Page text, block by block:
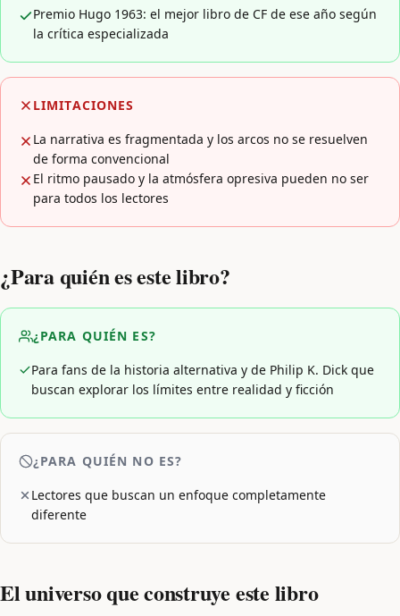
Premio Hugo 1963: el mejor libro de CF de ese año según
la crítica especializada
LIMITACIONES
La narrativa es fragmentada y los arcos no se resuelven
de forma convencional
El ritmo pausado y la atmósfera opresiva pueden no ser
para todos los lectores
¿Para quién es este libro?
¿PARA QUIÉN ES?
Para fans de la historia alternativa y de Philip K. Dick que
buscan explorar los límites entre realidad y ficción
¿PARA QUIÉN NO ES?
Lectores que buscan un enfoque completamente
diferente
El universo que construye este libro